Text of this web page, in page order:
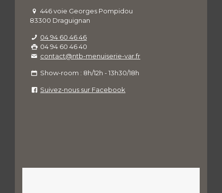
446 voie Georges Pompidou
83300 Draguignan
04 94 60 46 46
04 94 60 46 40
contact@ntb-menuiserie-var.fr
Show-room : 8h/12h - 13h30/18h
Suivez-nous sur Facebook